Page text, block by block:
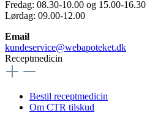
Fredag: 08.30-10.00 og 15.00-16.30
Lørdag: 09.00-12.00
Email
kundeservice@webapoteket.dk
Receptmedicin
Bestil receptmedicin
Om CTR tilskud